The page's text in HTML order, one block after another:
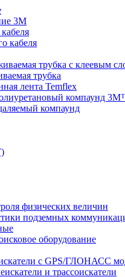
3М
кабеля
трубка с клеевым
трубка
лента Temflex
компаунд
компаунд
физических величин
подземных
оборудование
с GPS/ГЛОНАСС
и трассоискатели